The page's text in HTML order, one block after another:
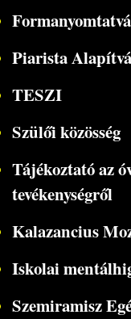
Piarista
TESZI
Szülői közösség
Tájékoztató az
tevékenységről
Kalazancius
Iskolai
Szemiramisz